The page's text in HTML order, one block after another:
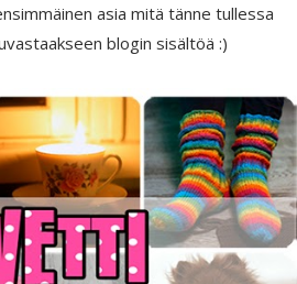
asia mitä tänne tullessa
blogin sisältöä :)